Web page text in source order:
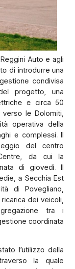
Auto e agli
di introdurre una
condivisa
progetto, una
e circa 50
le Dolomiti,
operativa della
e complessi. Il
del centro
da cui la
di giovedì. Il
a Secchia Est
di Povegliano,
dei veicoli,
tra i
coordinata
l’utilizzo della
la quale